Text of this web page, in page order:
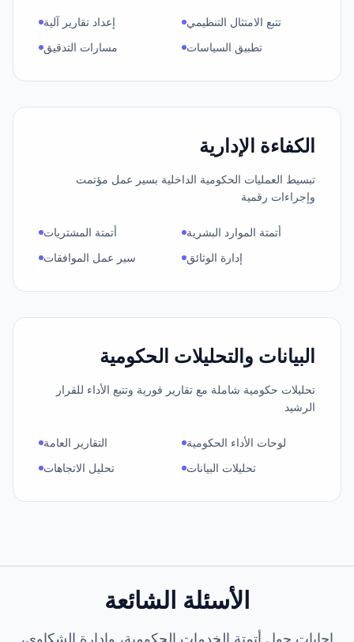
تتبع الامتثال التنظيمي
إعداد تقارير آلية
تطبيق السياسات
مسارات التدقيق
الكفاءة الإدارية
تبسيط العمليات الحكومية الداخلية بسير عمل مؤتمت
وإجراءات رقمية
أتمتة الموارد البشرية
أتمتة المشتريات
إدارة الوثائق
سير عمل الموافقات
البيانات والتحليلات الحكومية
تحليلات حكومية شاملة مع تقارير فورية وتتبع الأداء للقرار
الرشيد
لوحات الأداء الحكومية
التقارير العامة
تحليلات البيانات
تحليل الاتجاهات
الأسئلة الشائعة
إجابات حول أتمتة الخدمات الحكومية، وإدارة الشكاوى،